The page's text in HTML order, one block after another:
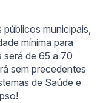
municipais,
mínima para
será de 65 a 70
sem precedentes
de Saúde e